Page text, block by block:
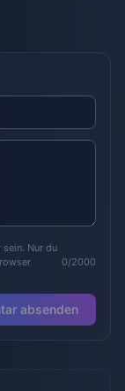
Nur du
0/2000
absenden